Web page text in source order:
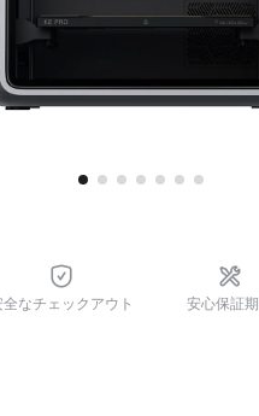
全なチェックアウト 安心保証